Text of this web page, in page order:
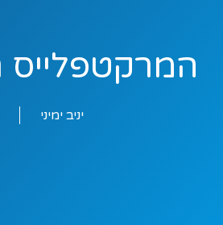
יניב ימיני